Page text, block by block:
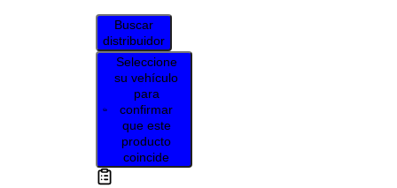
Buscar
distribuidor
Seleccione
su vehículo
para
confirmar
que este
producto
coincide